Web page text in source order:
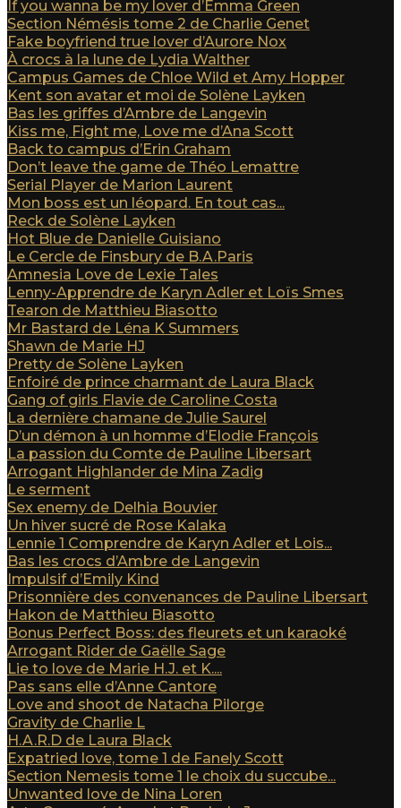
If you wanna be my lover d’Emma Green
Section Némésis tome 2 de Charlie Genet
Fake boyfriend true lover d’Aurore Nox
À crocs à la lune de Lydia Walther
Campus Games de Chloe Wild et Amy Hopper
Kent son avatar et moi de Solène Layken
Bas les griffes d’Ambre de Langevin
Kiss me, Fight me, Love me d’Ana Scott
Back to campus d’Erin Graham
Don’t leave the game de Théo Lemattre
Serial Player de Marion Laurent
Mon boss est un léopard. En tout cas...
Reck de Solène Layken
Hot Blue de Danielle Guisiano
Le Cercle de Finsbury de B.A.Paris
Amnesia Love de Lexie Tales
Lenny-Apprendre de Karyn Adler et Loïs Smes
Tearon de Matthieu Biasotto
Mr Bastard de Léna K Summers
Shawn de Marie HJ
Pretty de Solène Layken
Enfoiré de prince charmant de Laura Black
Gang of girls Flavie de Caroline Costa
La dernière chamane de Julie Saurel
D’un démon à un homme d’Elodie François
La passion du Comte de Pauline Libersart
Arrogant Highlander de Mina Zadig
Le serment
Sex enemy de Delhia Bouvier
Un hiver sucré de Rose Kalaka
Lennie 1 Comprendre de Karyn Adler et Lois...
Bas les crocs d’Ambre de Langevin
Impulsif d’Emily Kind
Prisonnière des convenances de Pauline Libersart
Hakon de Matthieu Biasotto
Bonus Perfect Boss: des fleurets et un karaoké
Arrogant Rider de Gaëlle Sage
Lie to love de Marie H.J. et K....
Pas sans elle d’Anne Cantore
Love and shoot de Natacha Pilorge
Gravity de Charlie L
H.A.R.D de Laura Black
Expatried love, tome 1 de Fanely Scott
Section Nemesis tome 1 le choix du succube...
Unwanted love de Nina Loren